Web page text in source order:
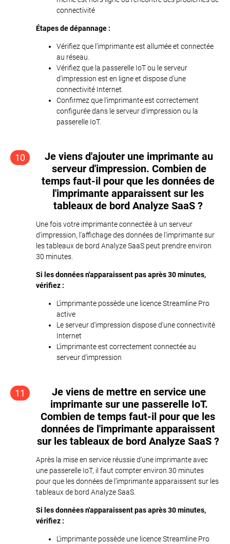
connectivité
Étapes de dépannage :
Vérifiez que l'imprimante est allumée et connectée
au réseau.
Vérifiez que la passerelle IoT ou le serveur
d'impression est en ligne et dispose d'une
connectivité Internet.
Confirmez que l'imprimante est correctement
configurée dans le serveur d'impression ou la
passerelle IoT.
10
Je viens d'ajouter une imprimante au
serveur d'impression. Combien de
temps faut-il pour que les données de
l'imprimante apparaissent sur les
tableaux de bord Analyze SaaS ?
Une fois votre imprimante connectée à un serveur
d'impression, l'affichage des données de l'imprimante sur
les tableaux de bord Analyze SaaS peut prendre environ
30 minutes.
Si les données n'apparaissent pas après 30 minutes,
vérifiez :
L'imprimante possède une licence Streamline Pro
active
Le serveur d'impression dispose d'une connectivité
Internet
L'imprimante est correctement connectée au
serveur d'impression
11
Je viens de mettre en service une
imprimante sur une passerelle IoT.
Combien de temps faut-il pour que les
données de l'imprimante apparaissent
sur les tableaux de bord Analyze SaaS ?
Après la mise en service réussie d'une imprimante avec
une passerelle IoT, il faut compter environ 30 minutes
pour que les données de l'imprimante apparaissent sur les
tableaux de bord Analyze SaaS.
Si les données n'apparaissent pas après 30 minutes,
vérifiez :
L'imprimante possède une licence Streamline Pro